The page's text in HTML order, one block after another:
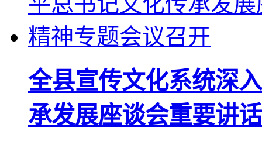
全县宣传文化系统深
承发展座谈会重要讲